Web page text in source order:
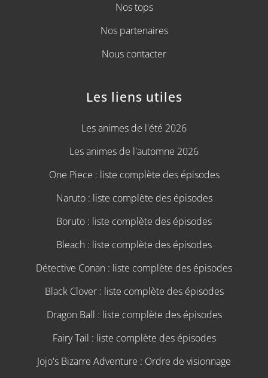
Nos tops
Nos partenaires
Nous contacter
Les liens utiles
Les animes de l'été 2026
Les animes de l'automne 2026
One Piece : liste complète des épisodes
Naruto : liste complète des épisodes
Boruto : liste complète des épisodes
Bleach : liste complète des épisodes
Détective Conan : liste complète des épisodes
Black Clover : liste complète des épisodes
Dragon Ball : liste complète des épisodes
Fairy Tail : liste complète des épisodes
Jojo's Bizarre Adventure : Ordre de visionnage